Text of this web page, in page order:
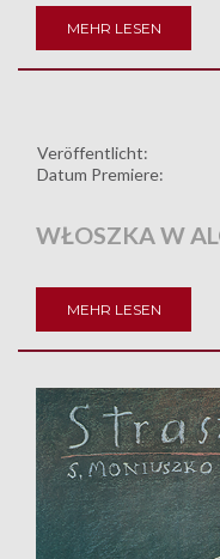
MEHR LESEN
Veröffentlicht:
Datum Premiere:
WŁOSZKA W
MEHR LESEN